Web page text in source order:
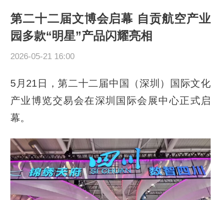
第二十二届文博会启幕 自贡航空产业
园多款“明星”产品闪耀亮相
2026-05-21 16:00
5月21日，第二十二届中国（深圳）国际文化
产业博览交易会在深圳国际会展中心正式启
幕。